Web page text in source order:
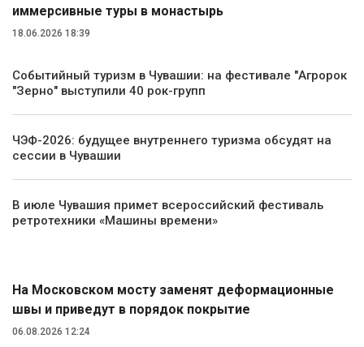
иммерсивные туры в монастырь
18.06.2026 18:39
Событийный туризм в Чувашии: на фестивале "Агророк
"Зерно" выступили 40 рок-групп
ЧЭФ-2026: будущее внутреннего туризма обсудят на
сессии в Чувашии
В июле Чувашия примет всероссийский фестиваль
ретротехники «Машины времени»
На Московском мосту заменят деформационные
швы и приведут в порядок покрытие
06.08.2026 12:24